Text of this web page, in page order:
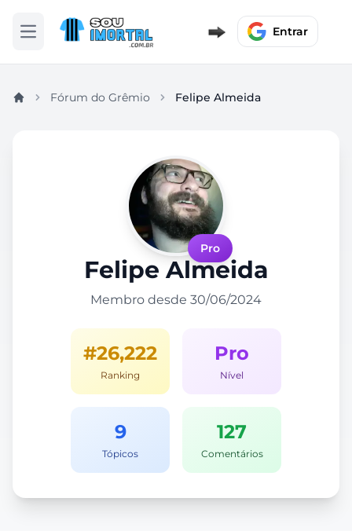
Abrir menu Entrar
Fórum do Grêmio Felipe Almeida
Pro
Felipe Almeida
Membro desde 30/06/2024
#26,222
Ranking
Pro
Nível
9
Tópicos
127
Comentários